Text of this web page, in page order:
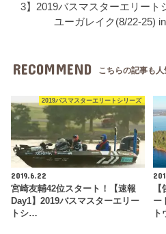
3】2019バスマスターエリート
ユーガレイク(8/22-25)
RECOMMEND こちらの記事も人
2019バスマスターエリートシリーズ
2019.6.22
宮崎友輔42位スタート！【速報
Day1】2019バスマスターエリー
トシ…
ー